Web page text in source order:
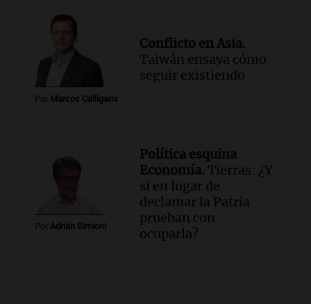
Por Marcos Calligaris
Conflicto en Asia.
Taiwán ensaya cómo
seguir existiendo
Por Adrián Simioni
Política esquina
Economía. Tierras: ¿Y
si en lugar de
declamar la Patria
prueban con
ocuparla?